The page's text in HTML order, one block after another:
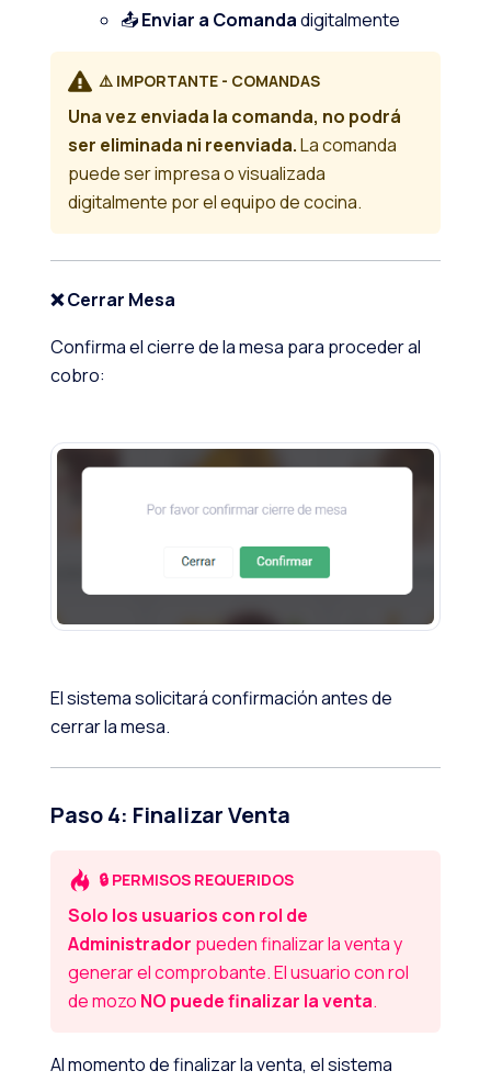
📤Enviar a Comandadigitalmente
⚠️ IMPORTANTE - COMANDAS
Una vez enviada la comanda, no podrá
ser eliminada ni reenviada.La comanda
puede ser impresa o visualizada
digitalmente por el equipo de cocina.
❌ Cerrar Mesa
Confirma el cierre de la mesa para proceder al
cobro:
El sistema solicitará confirmación antes de
cerrar la mesa.
Paso 4: Finalizar Venta
🔒 PERMISOS REQUERIDOS
Solo los usuarios con rol de
Administrador pueden finalizar la venta y
generar el comprobante. El usuario con rol
de mozo NO puede finalizar la venta.
Al momento de finalizar la venta, el sistema